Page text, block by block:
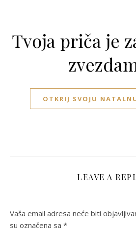
Tvoja priča je
OTKRIJ SVOJU
LEAVE A
Vaša email adresa neće biti
su označena sa *